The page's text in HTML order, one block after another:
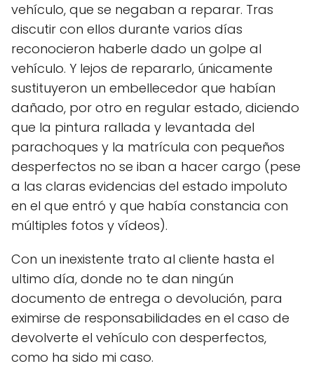
vehículo, que se negaban a reparar. Tras
discutir con ellos durante varios días
reconocieron haberle dado un golpe al
vehículo. Y lejos de repararlo, únicamente
sustituyeron un embellecedor que habían
dañado, por otro en regular estado, diciendo
que la pintura rallada y levantada del
parachoques y la matrícula con pequeños
desperfectos no se iban a hacer cargo (pese
a las claras evidencias del estado impoluto
en el que entró y que había constancia con
múltiples fotos y vídeos).
Con un inexistente trato al cliente hasta el
ultimo día, donde no te dan ningún
documento de entrega o devolución, para
eximirse de responsabilidades en el caso de
devolverte el vehículo con desperfectos,
como ha sido mi caso.